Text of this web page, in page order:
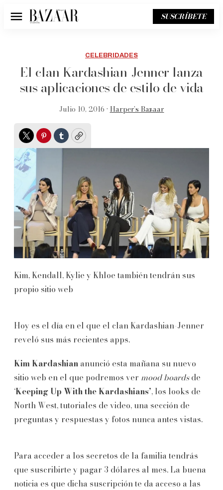
Menú SUSCRÍBETE
CELEBRIDADES
El clan Kardashian-Jenner lanza
sus aplicaciones de estilo de vida
Julio 10, 2016 • Harper’s Bazaar
TwitterPinterest
TumblrCopy
Kim, Kendall, Kylie y Khloe también tendrán sus
propio sitio web
Hoy es el día en el que el clan Kardashian-Jenner
reveló sus más recientes apps.
Kim Kardashian anunció esta mañana su nuevo
sitio web en el que podremos ver mood boardsde
‘Keeping Up With the Kardashians’, los looks de
North West, tutoriales de video, una sección de
preguntas y respuestas y fotos nunca antes vistas.
Para acceder a los secretos de la familia tendrás
que suscribirte y pagar 3 dólares al mes. La buena
noticia es que dicha suscripción te da acceso a las